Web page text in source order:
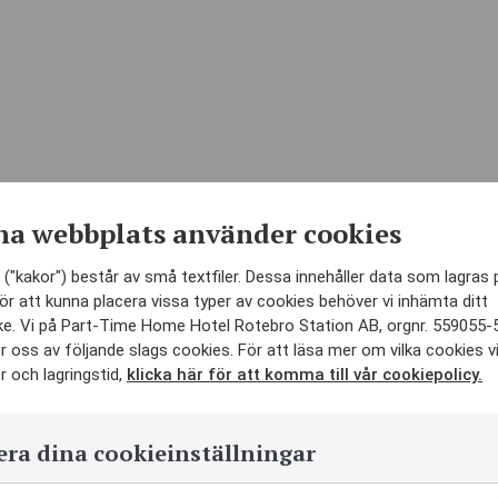
lägenhetshotell
webbplats använder cookies
består av små textfiler. Dessa innehåller data som lagras
att kunna placera vissa typer av cookies behöver vi inhämta ditt
Vi på Part-Time Home Hotel Rotebro Station AB, orgnr. 559055-
oss av följande slags cookies. För att läsa mer om vilka cookies vi
och lagringstid, klicka här för att komma till vår cookiepolicy.
dina cookieinställningar